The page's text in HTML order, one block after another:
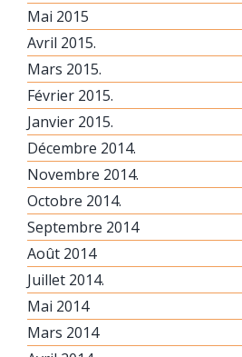
Mai 2015
Avril 2015.
Mars 2015.
Février 2015.
Janvier 2015.
Décembre 2014.
Novembre 2014.
Octobre 2014.
Septembre 2014
Août 2014
Juillet 2014.
Mai 2014
Mars 2014